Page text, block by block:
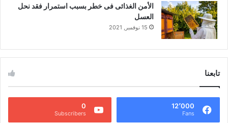
الأمن الغذائى فى خطر بسبب استمرار فقد نحل
العسل
15 نوفمبر, 2021
تابعنا
12٬000
Fans
0
Subscribers